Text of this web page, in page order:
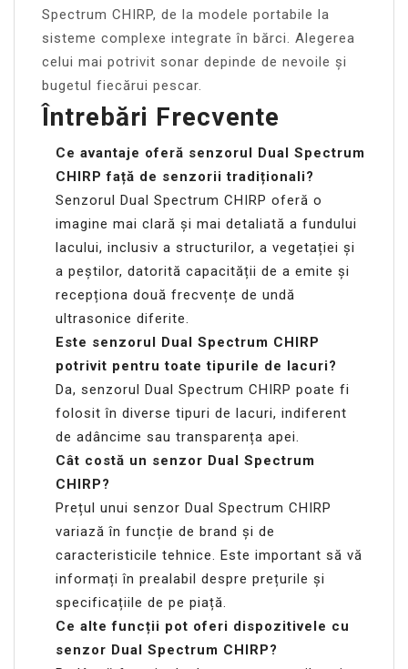
Spectrum CHIRP, de la modele portabile la
sisteme complexe integrate în bărci. Alegerea
celui mai potrivit sonar depinde de nevoile și
bugetul fiecărui pescar.
Întrebări Frecvente
Ce avantaje oferă senzorul Dual Spectrum
CHIRP față de senzorii tradiționali?
Senzorul Dual Spectrum CHIRP oferă o
imagine mai clară și mai detaliată a fundului
lacului, inclusiv a structurilor, a vegetației și
a peștilor, datorită capacității de a emite și
recepționa două frecvențe de undă
ultrasonice diferite.
Este senzorul Dual Spectrum CHIRP
potrivit pentru toate tipurile de lacuri?
Da, senzorul Dual Spectrum CHIRP poate fi
folosit în diverse tipuri de lacuri, indiferent
de adâncime sau transparența apei.
Cât costă un senzor Dual Spectrum
CHIRP?
Prețul unui senzor Dual Spectrum CHIRP
variază în funcție de brand și de
caracteristicile tehnice. Este important să vă
informați în prealabil despre prețurile și
specificațiile de pe piață.
Ce alte funcții pot oferi dispozitivele cu
senzor Dual Spectrum CHIRP?